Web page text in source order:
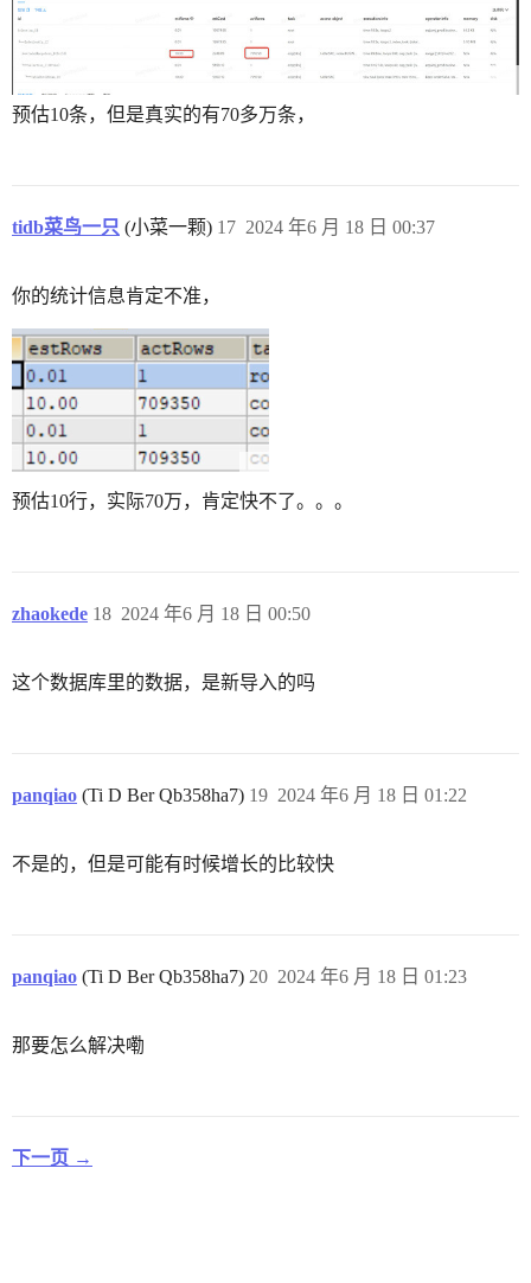
预估10条，但是真实的有70多万条，
tidb菜鸟一只 (小菜一颗) 2024 年6 月 18 日 00:37
17
你的统计信息肯定不准，
预估10行，实际70万，肯定快不了。。。
zhaokede 2024 年6 月 18 日 00:50
18
这个数据库里的数据，是新导入的吗
panqiao (Ti D Ber Qb358ha7) 2024 年6 月 18 日 01:22
19
不是的，但是可能有时候增长的比较快
panqiao (Ti D Ber Qb358ha7) 2024 年6 月 18 日 01:23
20
那要怎么解决嘞
下一页 →